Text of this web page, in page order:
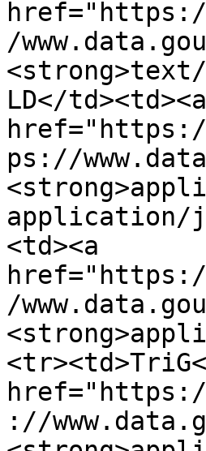
/
LD</td><td><a
ps://
application/
<td><a
/
://